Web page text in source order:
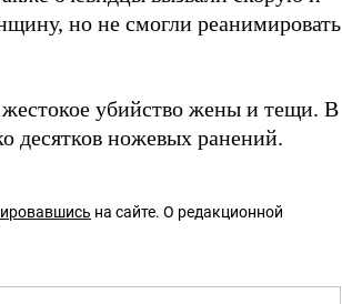
но не смогли реанимировать
жестокое убийство жены и тещи. В
десятков ножевых ранений.
на сайте. О редакционной